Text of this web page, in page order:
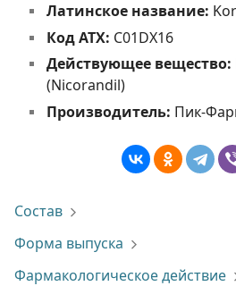
Латинское название:
Код АТХ: C01DX16
Действующее вещество:
(Nicorandil)
Производитель: Пик-
Состав
Форма выпуска
Фармакологическое действие